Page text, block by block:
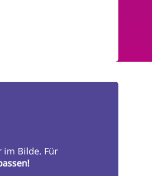
Bilde. Für